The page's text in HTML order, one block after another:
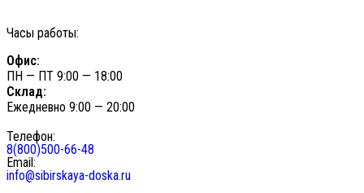
Часы работы:
Офис:
ПН — ПТ 9:00 — 18:00
Склад:
Ежедневно 9:00 — 20:00
Телефон:
8(800)500-66-48
Email:
info@sibirskaya-doska.ru